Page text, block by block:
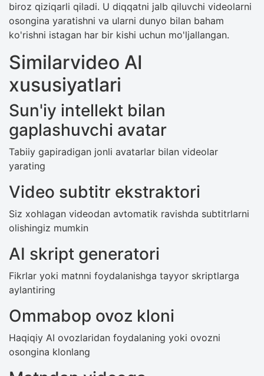
biroz qiziqarli qiladi. U diqqatni jalb qiluvchi videolarni
osongina yaratishni va ularni dunyo bilan baham
ko'rishni istagan har bir kishi uchun mo'ljallangan.
Similarvideo AI
xususiyatlari
Sun'iy intellekt bilan
gaplashuvchi avatar
Tabiiy gapiradigan jonli avatarlar bilan videolar
yarating
Video subtitr ekstraktori
Siz xohlagan videodan avtomatik ravishda subtitrlarni
olishingiz mumkin
AI skript generatori
Fikrlar yoki matnni foydalanishga tayyor skriptlarga
aylantiring
Ommabop ovoz kloni
Haqiqiy AI ovozlaridan foydalaning yoki ovozni
osongina klonlang